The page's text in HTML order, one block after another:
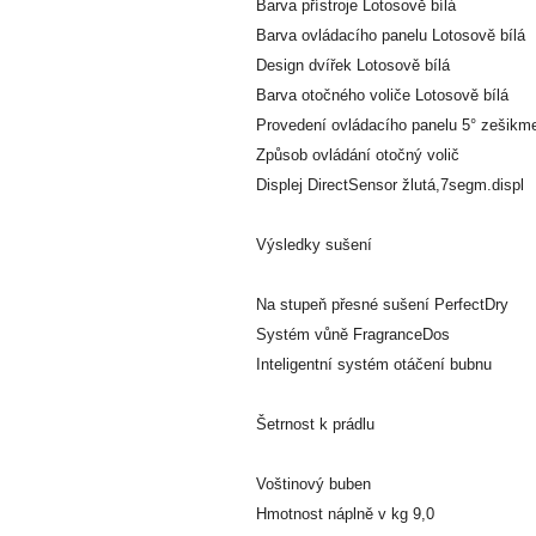
Barva přístroje Lotosově bílá
Barva ovládacího panelu Lotosově bílá
Design dvířek Lotosově bílá
Barva otočného voliče Lotosově bílá
Provedení ovládacího panelu 5°
Způsob ovládání otočný volič
Displej DirectSensor žlutá,7segm.displ
Výsledky sušení
Na stupeň přesné sušení PerfectDry
Systém vůně FragranceDos
Inteligentní systém otáčení bubnu
Šetrnost k prádlu
Voštinový buben
Hmotnost náplně v kg 9,0